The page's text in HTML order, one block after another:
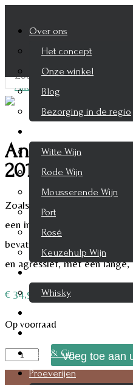
Over ons
Het concept
Onze winkel
Blog
Bezorging in de regio
Witte Wijn
Rode Wijn
Mousserende Wijn
Port
Rosé
Keuzehulp Wijn
Whisky
Rum & Gin
Proeverijen
Andeluna
2014
Zoals veel strenge,
een intense aanval. Zijn
bevatten een vleugje
en agressief, met een
€ 34,95
Op voorraad
Andeluna
Passionado
Voeg toe aan